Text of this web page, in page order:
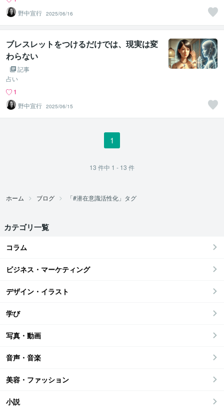
野中宣行 2025/06/16
ブレスレットをつけるだけでは、現実は変
わらない
記事
占い
1
野中宣行 2025/06/15
1
13 件中 1 - 13 件
ホーム ブログ 「#潜在意識活性化」タグ
カテゴリ一覧
コラム
ビジネス・マーケティング
デザイン・イラスト
学び
写真・動画
音声・音楽
美容・ファッション
小説